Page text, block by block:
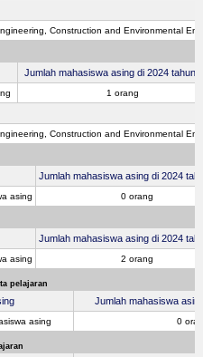
Construction and Environmental
Jumlah mahasiswa asing di 2024 tahun
1 orang
Construction and Environmental
Jumlah mahasiswa asing di 2024
asing 0 orang
Jumlah mahasiswa asing di 2024
asing 2 orang
pelajaran
Jumlah mahasiswa
asing 0